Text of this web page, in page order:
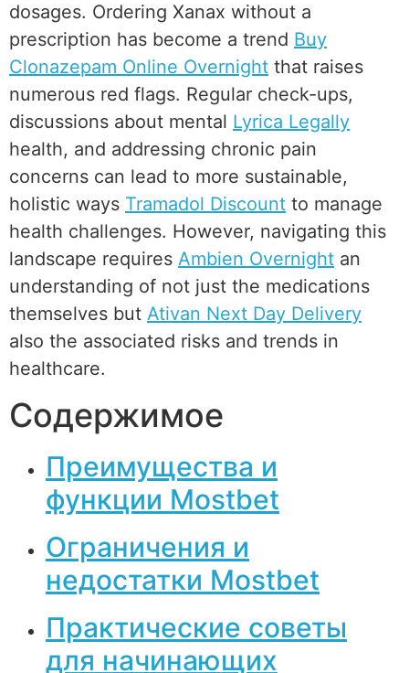
dosages. Ordering Xanax without a
prescription has become a trend Buy
Clonazepam Online Overnight that raises
numerous red flags. Regular check-ups,
discussions about mental Lyrica Legally
health, and addressing chronic pain
concerns can lead to more sustainable,
holistic ways Tramadol Discount to manage
health challenges. However, navigating this
landscape requires Ambien Overnight an
understanding of not just the medications
themselves but Ativan Next Day Delivery
also the associated risks and trends in
healthcare.
Содержимое
Преимущества и
функции Mostbet
Ограничения и
недостатки Mostbet
Практические советы
для начинающих